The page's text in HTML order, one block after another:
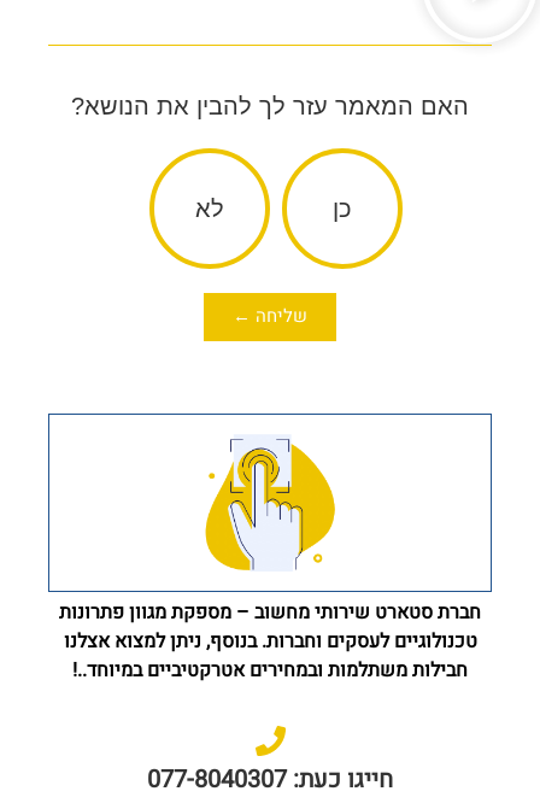
האם המאמר עזר לך להבין את הנושא?
כן לא
שליחה ←
חברת סטארט שירותי מחשוב – מספקת מגוון פתרונות
טכנולוגיים לעסקים וחברות. בנוסף, ניתן למצוא אצלנו
חבילות משתלמות ובמחירים אטרקטיביים במיוחד..!
חייגו כעת: 077-8040307